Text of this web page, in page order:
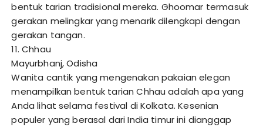
bentuk tarian tradisional mereka. Ghoomar termasuk
gerakan melingkar yang menarik dilengkapi dengan
gerakan tangan.
11. Chhau
Mayurbhanj, Odisha
Wanita cantik yang mengenakan pakaian elegan
menampilkan bentuk tarian Chhau adalah apa yang
Anda lihat selama festival di Kolkata. Kesenian
populer yang berasal dari India timur ini dianggap